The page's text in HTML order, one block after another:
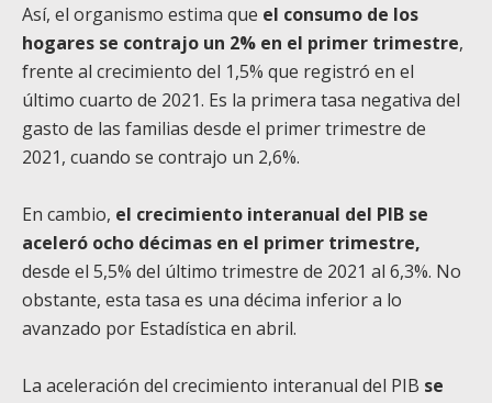
Así, el organismo estima que el consumo de los
hogares se contrajo un 2% en el primer trimestre,
frente al crecimiento del 1,5% que registró en el
último cuarto de 2021. Es la primera tasa negativa del
gasto de las familias desde el primer trimestre de
2021, cuando se contrajo un 2,6%.
En cambio, el crecimiento interanual del PIB se
aceleró ocho décimas en el primer trimestre,
desde el 5,5% del último trimestre de 2021 al 6,3%. No
obstante, esta tasa es una décima inferior a lo
avanzado por Estadística en abril.
La aceleración del crecimiento interanual del PIB se